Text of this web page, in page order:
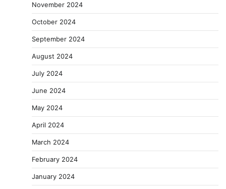
November 2024
October 2024
September 2024
August 2024
July 2024
June 2024
May 2024
April 2024
March 2024
February 2024
January 2024